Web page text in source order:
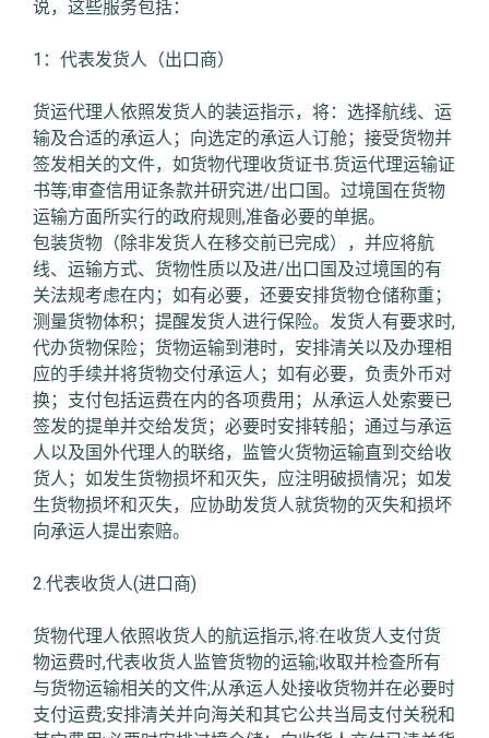
说，这些服务包括：
1：代表发货人（出口商）
货运代理人依照发货人的装运指示，将：选择航线、运
输及合适的承运人；向选定的承运人订舱；接受货物并
签发相关的文件，如货物代理收货证书.货运代理运输证
书等;审查信用证条款并研究进/出口国。过境国在货物
运输方面所实行的政府规则,准备必要的单据。
包装货物（除非发货人在移交前已完成），并应将航
线、运输方式、货物性质以及进/出口国及过境国的有
关法规考虑在内；如有必要，还要安排货物仓储称重；
测量货物体积；提醒发货人进行保险。发货人有要求时,
代办货物保险；货物运输到港时，安排清关以及办理相
应的手续并将货物交付承运人；如有必要，负责外币对
换；支付包括运费在内的各项费用；从承运人处索要已
签发的提单并交给发货；必要时安排转船；通过与承运
人以及国外代理人的联络，监管火货物运输直到交给收
货人；如发生货物损坏和灭失，应注明破损情况；如发
生货物损坏和灭失，应协助发货人就货物的灭失和损坏
向承运人提出索赔。
2.代表收货人(进口商)
货物代理人依照收货人的航运指示,将:在收货人支付货
物运费时,代表收货人监管货物的运输;收取并检查所有
与货物运输相关的文件;从承运人处接收货物并在必要时
支付运费;安排清关并向海关和其它公共当局支付关税和